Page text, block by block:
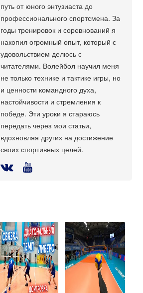
путь от юного энтузиаста до
профессионального спортсмена. За
годы тренировок и соревнований я
накопил огромный опыт, который с
удовольствием делюсь с
читателями. Волейбол научил меня
не только технике и тактике игры, но
и ценности командного духа,
настойчивости и стремления к
победе. Эти уроки я стараюсь
передать через мои статьи,
вдохновляя других на достижение
своих спортивных целей.